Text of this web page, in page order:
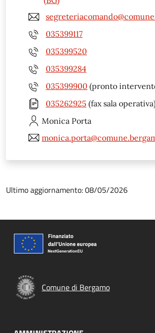
035399117
035399520
035399284
035399900 (pronto
035262925 (fax sala
Monica Porta
Ultimo aggiornamento: 08/05/2026
Comune di Bergamo